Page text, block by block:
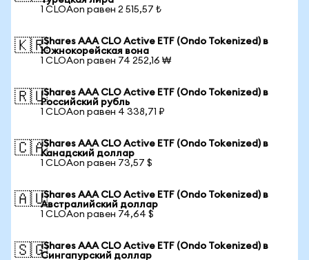
1 CLOAon равен 2 515,57 ₺
🇰🇷iShares AAA CLO Active ETF (Ondo Tokenized) в
Южнокорейская вона
1 CLOAon равен 74 252,16 ₩
🇷🇺iShares AAA CLO Active ETF (Ondo Tokenized) в
Российский рубль
1 CLOAon равен 4 338,71 ₽
🇨🇦iShares AAA CLO Active ETF (Ondo Tokenized) в
Канадский доллар
1 CLOAon равен 73,57 $
🇦🇺iShares AAA CLO Active ETF (Ondo Tokenized) в
Австралийский доллар
1 CLOAon равен 74,64 $
🇸🇬iShares AAA CLO Active ETF (Ondo Tokenized) в
Сингапурский доллар